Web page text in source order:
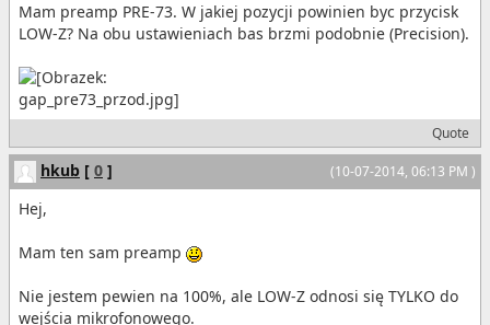
Mam preamp PRE-73. W jakiej pozycji powinien byc przycisk
LOW-Z? Na obu ustawieniach bas brzmi podobnie (Precision).
Quote
(10-07-2014, 06:13 PM )
hkub [ 0 ]
Hej,
Mam ten sam preamp
Nie jestem pewien na 100%, ale LOW-Z odnosi się TYLKO do
wejścia mikrofonowego.